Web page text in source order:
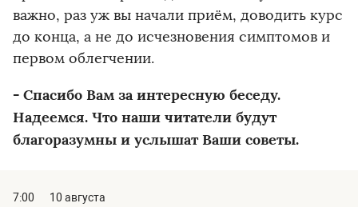
важно, раз уж вы начали приём, доводить курс
до конца, а не до исчезновения симптомов и
первом облегчении.
- Спасибо Вам за интересную беседу.
Надеемся. Что наши читатели будут
благоразумны и услышат Ваши советы.
7:00
10 августа